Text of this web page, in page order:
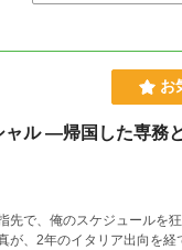
お
ャル ―帰国した専務
先で、俺のスケジュールを狂わせて」
が、2年のイタリア出向を経